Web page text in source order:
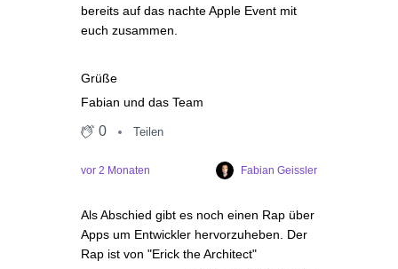
bereits auf das nachte Apple Event mit
euch zusammen.
Grüße
Fabian und das Team
0 Teilen
vor 2 Monaten Fabian Geissler
Als Abschied gibt es noch einen Rap über
Apps um Entwickler hervorzuheben. Der
Rap ist von "Erick the Architect"